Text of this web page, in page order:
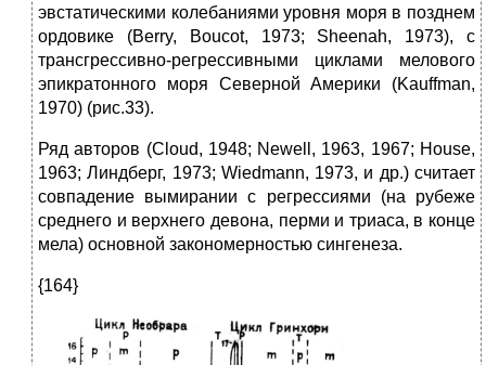
эвстатическими колебаниями уровня моря в позднем
ордовике (Berry, Boucot, 1973; Sheenah, 1973), с
трансгрессивно-регрессивными циклами мелового
эпикратонного моря Северной Америки (Kauffman,
1970) (рис.33).
Ряд авторов (Cloud, 1948; Newell, 1963, 1967; House,
1963; Линдберг, 1973; Wiedmann, 1973, и др.) считает
совпадение вымирании с регрессиями (на рубеже
среднего и верхнего девона, перми и триаса, в конце
мела) основной закономерностью сингенеза.
{164}